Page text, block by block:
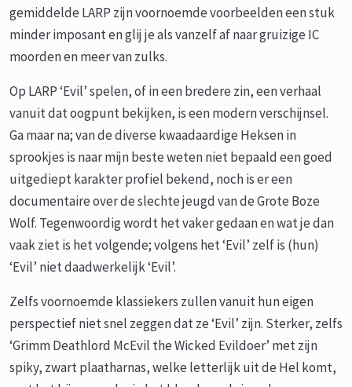
gemiddelde LARP zijn voornoemde voorbeelden een stuk
minder imposant en glij je als vanzelf af naar gruizige IC
moorden en meer van zulks.
Op LARP ‘Evil’ spelen, of in een bredere zin, een verhaal
vanuit dat oogpunt bekijken, is een modern verschijnsel.
Ga maar na; van de diverse kwaadaardige Heksen in
sprookjes is naar mijn beste weten niet bepaald een goed
uitgediept karakter profiel bekend, noch is er een
documentaire over de slechte jeugd van de Grote Boze
Wolf. Tegenwoordig wordt het vaker gedaan en wat je dan
vaak ziet is het volgende; volgens het ‘Evil’ zelf is (hun)
‘Evil’ niet daadwerkelijk ‘Evil’.
Zelfs voornoemde klassiekers zullen vanuit hun eigen
perspectief niet snel zeggen dat ze ‘Evil’ zijn. Sterker, zelfs
‘Grimm Deathlord McEvil the Wicked Evildoer’ met zijn
spiky, zwart plaatharnas, welke letterlijk uit de Hel komt,